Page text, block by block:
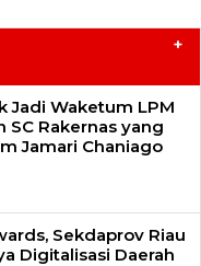
+
Jadi Waketum LPM
SC Rakernas yang
Jamari Chaniago
Sekdaprov Riau
Digitalisasi Daerah